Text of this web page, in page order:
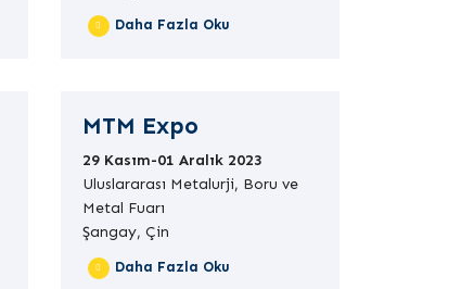
Daha Fazla Oku
MTM Expo
29 Kasım-01 Aralık 2023
Uluslararası Metalurji, Boru ve
Metal Fuarı
Şangay, Çin
Daha Fazla Oku